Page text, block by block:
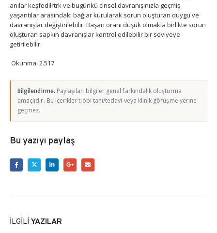
anılar keşfedilrtrk ve bugünkü cinsel davranışınızla geçmiş
yaşantılar arasındaki bağlar kurularak sorun oluşturan duygu ve
davranışlar değiştirilebilir. Başarı oranı düşük olmakla birlikte sorun
oluşturan sapkın davranışlar kontrol edilebilir bir seviyeye
getirilebilir.
Okunma: 2.517
Bilgilendirme. Paylaşılan bilgiler genel farkındalık oluşturma
amaçlıdır. Bu içerikler tıbbi tanı/tedavi veya klinik görüşme yerine
geçmez.
Bu yazıyı paylaş
İLGILI YAZILAR